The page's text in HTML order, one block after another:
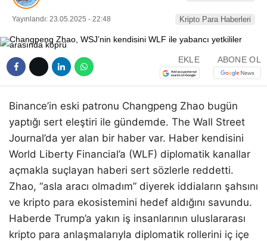
Yayınlandı: 23.05.2025 - 22:48 Kripto Para Haberleri
EKLE ABONE OL
Binance’in eski patronu Changpeng Zhao bugün
yaptığı sert eleştiri ile gündemde. The Wall Street
Journal’da yer alan bir haber var. Haber kendisini
World Liberty Financial’a (WLF) diplomatik kanallar
açmakla suçlayan haberi sert sözlerle reddetti.
Zhao, “asla aracı olmadım” diyerek iddiaların şahsını
ve kripto para ekosistemini hedef aldığını savundu.
Haberde Trump’a yakın iş insanlarının uluslararası
kripto para anlaşmalarıyla diplomatik rollerini iç içe